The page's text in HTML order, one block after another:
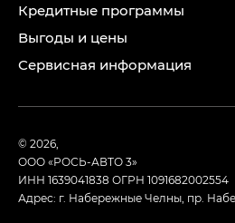
Кредитные программы
Выгоды и цены
Сервисная информация
© 2026,
ООО «РОСЬ-АВТО 3»
ИНН 1639041838 ОГРН 1091682002554
Адрес: г. Набережные Челны, пр.